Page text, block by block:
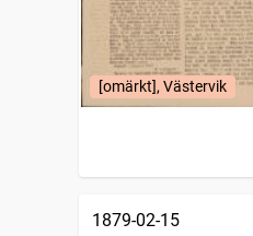
[omärkt], Västervik
1879-02-15